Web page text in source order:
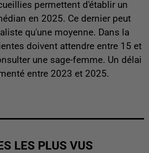
permettent d'établir un
en 2025. Ce dernier peut
qu'une moyenne. Dans la
doivent attendre entre 15 et
une sage-femme. Un délai
entre 2023 et 2025.
LES PLUS VUS